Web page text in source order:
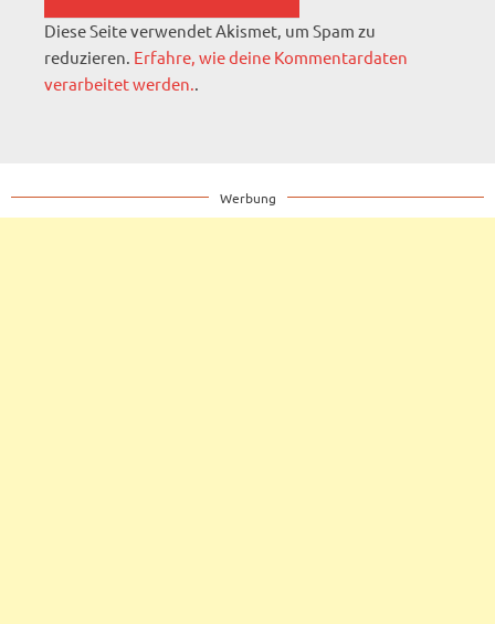
Diese Seite verwendet Akismet, um Spam zu
reduzieren. Erfahre, wie deine Kommentardaten
verarbeitet werden..
Werbung